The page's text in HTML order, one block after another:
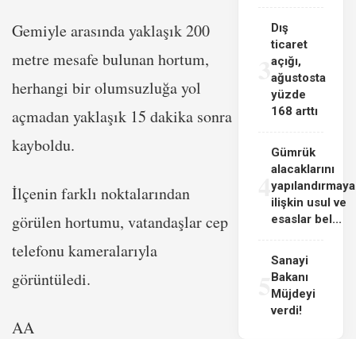
Gemiyle arasında yaklaşık 200
metre mesafe bulunan hortum,
herhangi bir olumsuzluğa yol
açmadan yaklaşık 15 dakika sonra
kayboldu.
İlçenin farklı noktalarından
görülen hortumu, vatandaşlar cep
telefonu kameralarıyla
görüntüledi.
AA
3
Dış
ticaret
açığı,
ağustosta
yüzde
168 arttı
4
Gümrük
alacaklarını
yapılandırmaya
ilişkin usul ve
esaslar bel...
Sanayi
Bakanı
Müjdeyi
verdi!